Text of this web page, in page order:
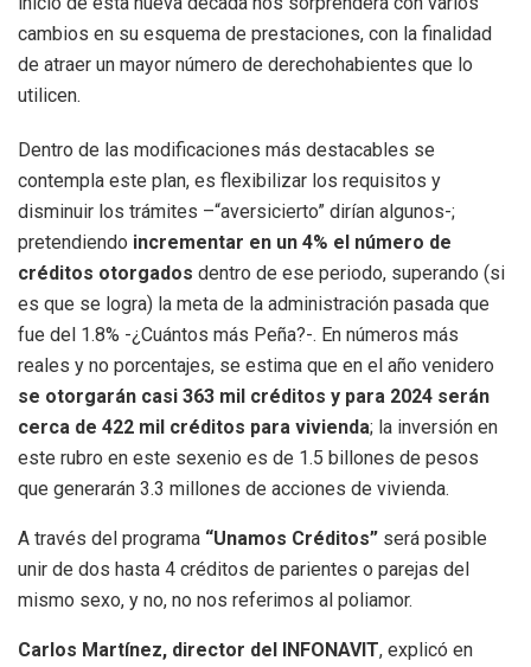
cambios en su esquema de prestaciones, con la finalidad
de atraer un mayor número de derechohabientes que lo
utilicen.
Dentro de las modificaciones más destacables se
contempla este plan, es flexibilizar los requisitos y
disminuir los trámites –“aversicierto” dirían algunos-;
pretendiendo incrementar en un 4% el número de
créditos otorgados dentro de ese periodo, superando (si
es que se logra) la meta de la administración pasada que
fue del 1.8% -¿Cuántos más Peña?-. En números más
reales y no porcentajes, se estima que en el año venidero
se otorgarán casi 363 mil créditos y para 2024 serán
cerca de 422 mil créditos para vivienda; la inversión en
este rubro en este sexenio es de 1.5 billones de pesos
que generarán 3.3 millones de acciones de vivienda.
A través del programa “Unamos Créditos” será posible
unir de dos hasta 4 créditos de parientes o parejas del
mismo sexo, y no, no nos referimos al poliamor.
Carlos Martínez, director del INFONAVIT, explicó en